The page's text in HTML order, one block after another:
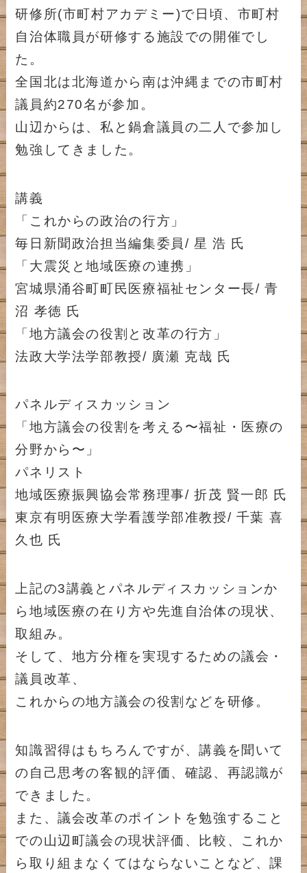
研修所(市町村アカデミー)で日頃、市町村
自治体職員が研修する施設での開催でし
た。
全国北は北海道から南は沖縄までの市町村
議員約270名が参加。
山辺からは、私と鍋倉議員の二人で参加し
勉強してきました。
講義
「これからの政治の行方」
毎日新聞政治担当編集委員/ 星 浩 氏
「大震災と地域医療の連携」
宮城県涌谷町町民医療福祉センター長/ 青
沼 孝徳 氏
「地方議会の役割と改革の行方」
法政大学法学部教授/ 廣瀬 克哉 氏
パネルディスカッション
「地方議会の役割を考える〜福祉・医療の
分野から〜」
パネリスト
地域医療振興協会常務理事/ 折茂 賢一郎 氏
東京有明医療大学看護学部准教授/ 千葉 喜
久也 氏
上記の3講義とパネルディスカッションか
ら地域医療の在り方や先進自治体の現状、
取組み。
そして、地方分権を実現するための議会・
議員改革、
これからの地方議会の役割などを研修。
知識習得はもちろんですが、講義を聞いて
の自己思考の客観的評価、確認、再認識が
できました。
また、議会改革のポイントを勉強すること
での山辺町議会の現状評価、比較、これか
ら取り組まなくてはならないことなど、課